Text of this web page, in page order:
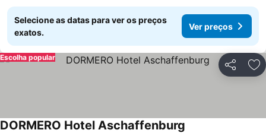
Selecione as datas para ver os preços
exatos.
Ver preços
Partilhar
Escolha popular
DORMERO Hotel Aschaffenburg